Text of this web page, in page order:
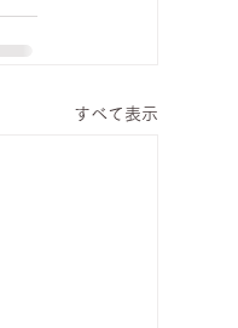
すべて表示